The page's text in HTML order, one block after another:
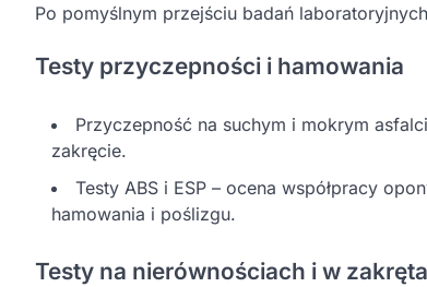
Po pomyślnym przejściu badań
Testy przyczepności i hamowania
Przyczepność na suchym i mokrym
zakręcie.
Testy ABS i ESP – ocena współpracy
hamowania i poślizgu.
Testy na nierównościach i w